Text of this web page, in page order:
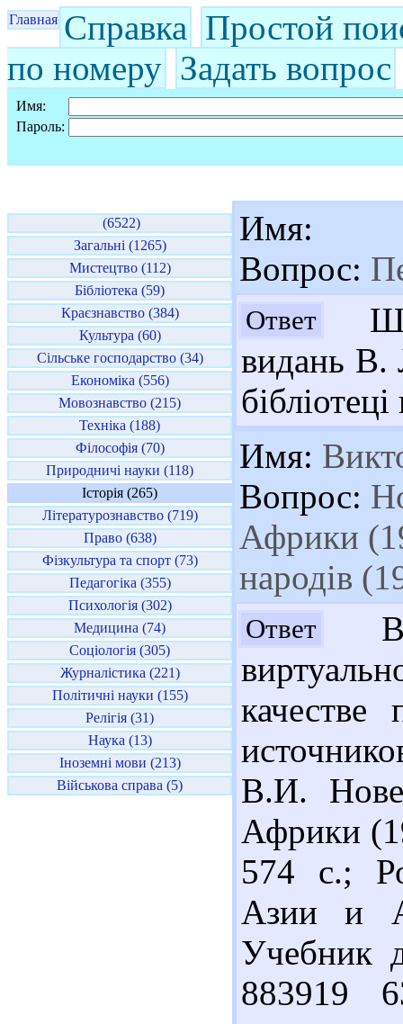
Главная Справка Простой
по номеру Задать вопрос
Имя:
Пароль:
(6522)
Загальні (1265)
Мистецтво (112)
Бібліотека (59)
Краєзнавство (384)
Культура (60)
Сільське господарство (34)
Економіка (556)
Мовознавство (215)
Техніка (188)
Філософія (70)
Природничі науки (118)
Історія (265)
Літературознавство (719)
Право (638)
Фізкультура та спорт (73)
Педагогіка (355)
Психологія (302)
Медицина (74)
Соціологія (305)
Журналістика (221)
Політичні науки (155)
Релігія (31)
Наука (13)
Іноземні мови (213)
Військова справа (5)
Имя:
Вопрос:
Ответ
видань В.
Имя:
Вопрос:
Африки
народів
Ответ
качестве
В.И.
Африки
574 с.;
Азии и
Учебник
883919